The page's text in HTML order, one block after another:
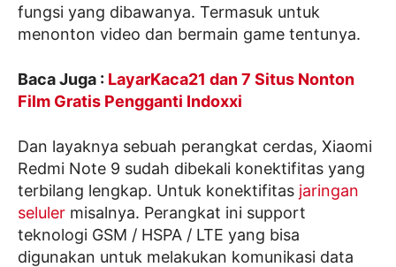
fungsi yang dibawanya. Termasuk untuk
menonton video dan bermain game tentunya.
Baca Juga : LayarKaca21 dan 7 Situs Nonton
Film Gratis Pengganti Indoxxi
Dan layaknya sebuah perangkat cerdas, Xiaomi
Redmi Note 9 sudah dibekali konektifitas yang
terbilang lengkap. Untuk konektifitas jaringan
seluler misalnya. Perangkat ini support
teknologi GSM / HSPA / LTE yang bisa
digunakan untuk melakukan komunikasi data